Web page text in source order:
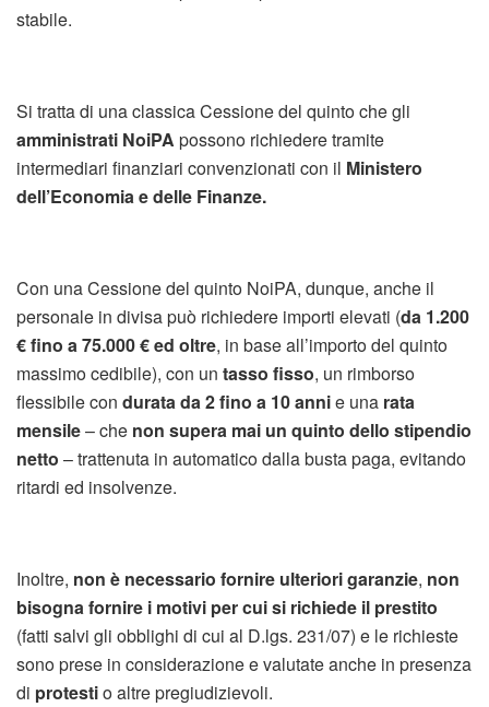
stabile.
Si tratta di una classica Cessione del quinto che gli
amministrati NoiPA possono richiedere tramite
intermediari finanziari convenzionati con il Ministero
dell’Economia e delle Finanze.
Con una Cessione del quinto NoiPA, dunque, anche il
personale in divisa può richiedere importi elevati (da 1.200
€ fino a 75.000 € ed oltre, in base all’importo del quinto
massimo cedibile), con un tasso fisso, un rimborso
flessibile con durata da 2 fino a 10 annie una rata
mensile– che non supera mai un quinto dello stipendio
netto – trattenuta in automatico dalla busta paga, evitando
ritardi ed insolvenze.
Inoltre, non è necessario fornire ulteriori garanzie, non
bisogna fornire i motivi per cui si richiede il prestito
(fatti salvi gli obblighi di cui al D.lgs. 231/07) e le richieste
sono prese in considerazione e valutate anche in presenza
di protestio altre pregiudizievoli.